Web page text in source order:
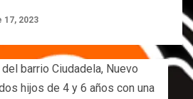
17, 2023
barrio Ciudadela, Nuevo
hijos de 4 y 6 años con una